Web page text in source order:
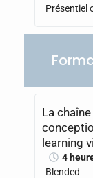
Présentiel
La
learning
4
Blended